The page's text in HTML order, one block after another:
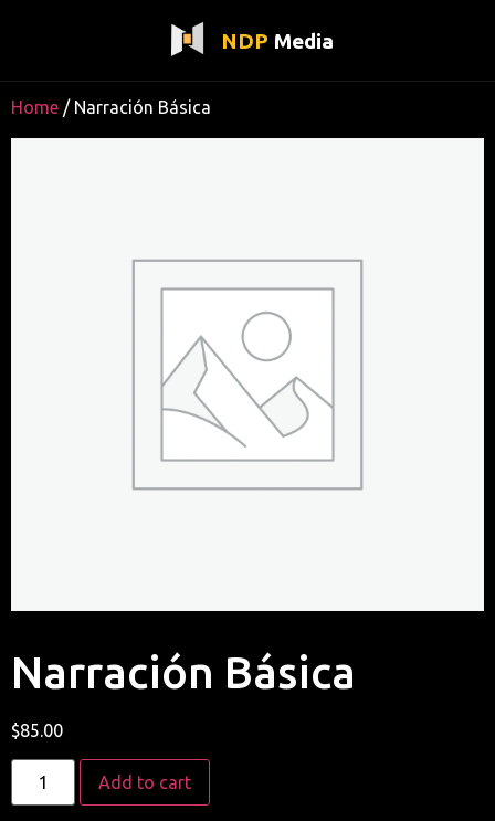
NDP Media
Home / Narración Básica
Narración Básica
$85.00
Add to cart